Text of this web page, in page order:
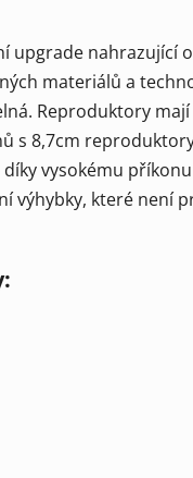
upgrade nahrazující
materiálů a
Reproduktory
s 8,7cm
vysokému
výhybky, které není